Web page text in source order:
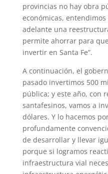
provincias no hay obra
económicas,
adelante una
permite ahorrar para
invertir en Santa Fe”.
A continuación, el
pasado invertimos 500
pública; y este año, con
santafesinos, vamos a
dólares. Y lo hacemos
profundamente
de desarrollar y llevar
porque si logramos
infraestructura vial